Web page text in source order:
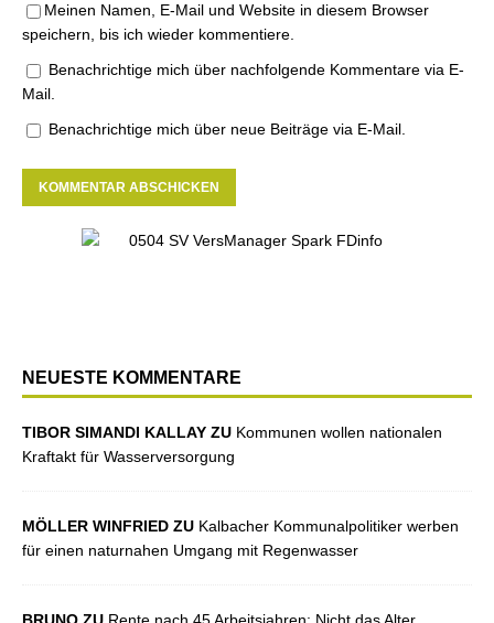
Meinen Namen, E-Mail und Website in diesem Browser
speichern, bis ich wieder kommentiere.
Benachrichtige mich über nachfolgende Kommentare via E-
Mail.
Benachrichtige mich über neue Beiträge via E-Mail.
NEUESTE KOMMENTARE
TIBOR SIMANDI KALLAY ZU Kommunen wollen nationalen
Kraftakt für Wasserversorgung
MÖLLER WINFRIED ZU Kalbacher Kommunalpolitiker werben
für einen naturnahen Umgang mit Regenwasser